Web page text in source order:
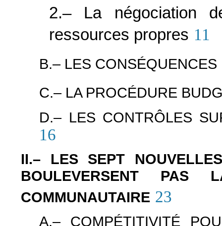
2.– La négociation
ressources propres 11
B.– LES
C.– LA PROCÉDURE
D.– LES CONTRÔLES
16
II.– LES SEPT
BOULEVERSENT PAS
COMMUNAUTAIRE 23
A.– COMPÉTITIVITÉ